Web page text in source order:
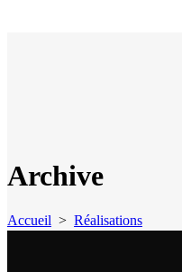
Archive
Accueil > Réalisations